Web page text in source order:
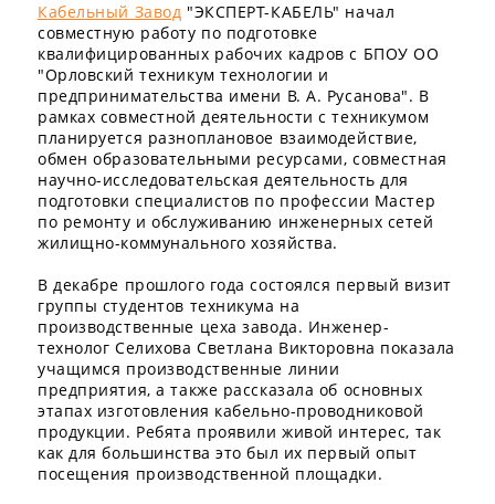
Кабельный Завод "ЭКСПЕРТ-КАБЕЛЬ" начал
совместную работу по подготовке
квалифицированных рабочих кадров с БПОУ ОО
"Орловский техникум технологии и
предпринимательства имени В. А. Русанова". В
рамках совместной деятельности с техникумом
планируется разноплановое взаимодействие,
обмен образовательными ресурсами, совместная
научно-исследовательская деятельность для
подготовки специалистов по профессии Мастер
по ремонту и обслуживанию инженерных сетей
жилищно-коммунального хозяйства.
В декабре прошлого года состоялся первый визит
группы студентов техникума на
производственные цеха завода. Инженер-
технолог Селихова Светлана Викторовна показала
учащимся производственные линии
предприятия, а также рассказала об основных
этапах изготовления кабельно-проводниковой
продукции. Ребята проявили живой интерес, так
как для большинства это был их первый опыт
посещения производственной площадки.